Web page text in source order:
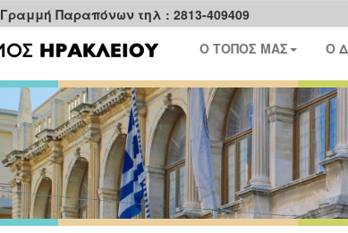
Γραμμή Παραπόνων τηλ : 2813-409409
Ο ΤΟΠΟΣ ΜΑΣ Ο